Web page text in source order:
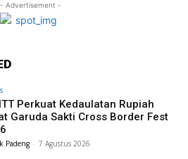
- Advertisement -
Perkuat Kedaulatan Rupiah
Garuda Sakti Cross Border Fest
Padeng - 7 Agustus 2026